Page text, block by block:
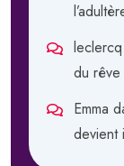
du rêve
Emma
devient